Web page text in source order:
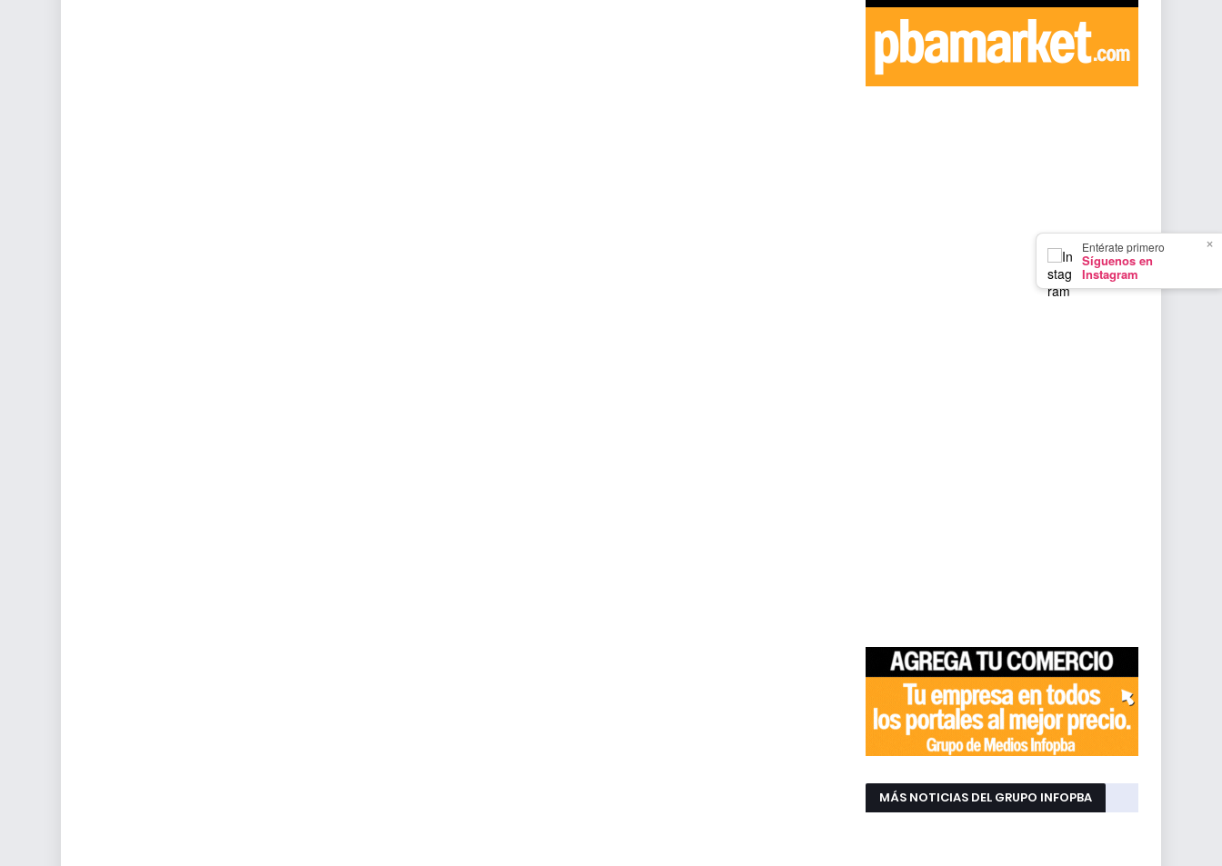
MÁS NOTICIAS DEL GRUPO INFOPBA
×
Entérate primero
Síguenos en
Instagram